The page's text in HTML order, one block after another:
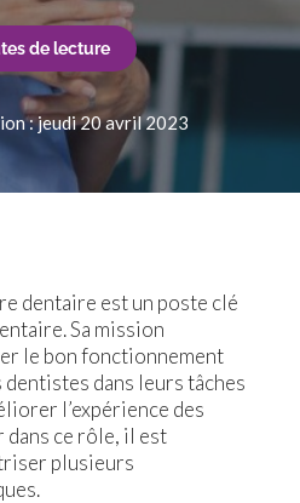
de lecture
: jeudi 20 avril 2023
dentaire est un poste clé
Sa mission
le bon fonctionnement
dentistes dans leurs tâches
l’expérience des
ce rôle, il est
plusieurs